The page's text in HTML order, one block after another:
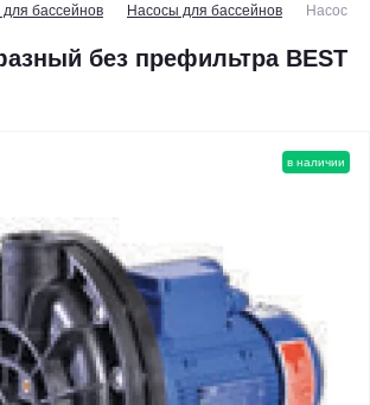
бассейнов Насосы для бассейнов Насос
без префильтра BEST
в наличии